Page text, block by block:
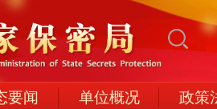
要闻 单位概况 政策